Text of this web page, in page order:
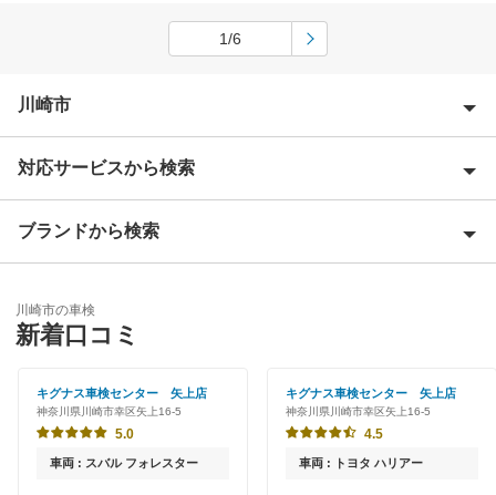
1/6
川崎市
川崎市麻生区
川崎市幸区
川崎市高津区
川崎市多摩区
川崎市中原区
川崎市宮前区
対応サービスから検索
Award 受賞店
特典あり
新車初回割りあり
早割りあり
ブランドから検索
「車検の速太郎」
オートバックス
出光リテール車検
川崎市の車検
新着口コミ
キグナス車検センター 矢上店
神奈川県川崎市幸区矢上16-5
5.0
車両 : スバル フォレスター
キグナス車検センター 矢上店
神奈川県川崎市幸区矢上16-5
4.5
車両 : トヨタ ハリアー